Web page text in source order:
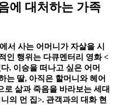
에 대처하는 가족
서 사는 어머니가 자살을 시
인 행위는 다큐멘터리 영화 <
. 이승을 떠나고 싶은 어머
는 딸, 아직은 할머니와 헤어
로 삶과 죽음을 바라보는 세대
의 먼 집>. 관객과의 대화 현